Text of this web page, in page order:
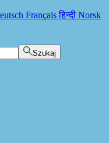
Françaisहिन्दी Norsk
Szukaj